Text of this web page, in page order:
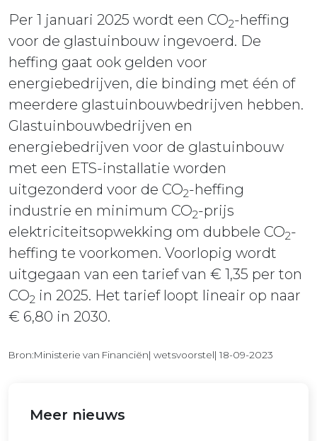
Per 1 januari 2025 wordt een CO2-heffing
voor de glastuinbouw ingevoerd. De
heffing gaat ook gelden voor
energiebedrijven, die binding met één of
meerdere glastuinbouwbedrijven hebben.
Glastuinbouwbedrijven en
energiebedrijven voor de glastuinbouw
met een ETS-installatie worden
uitgezonderd voor de CO2-heffing
industrie en minimum CO2-prijs
elektriciteitsopwekking om dubbele CO2-
heffing te voorkomen. Voorlopig wordt
uitgegaan van een tarief van € 1,35 per ton
CO2 in 2025. Het tarief loopt lineair op naar
€ 6,80 in 2030.
Bron:Ministerie van Financiën| wetsvoorstel| 18-09-2023
Meer nieuws